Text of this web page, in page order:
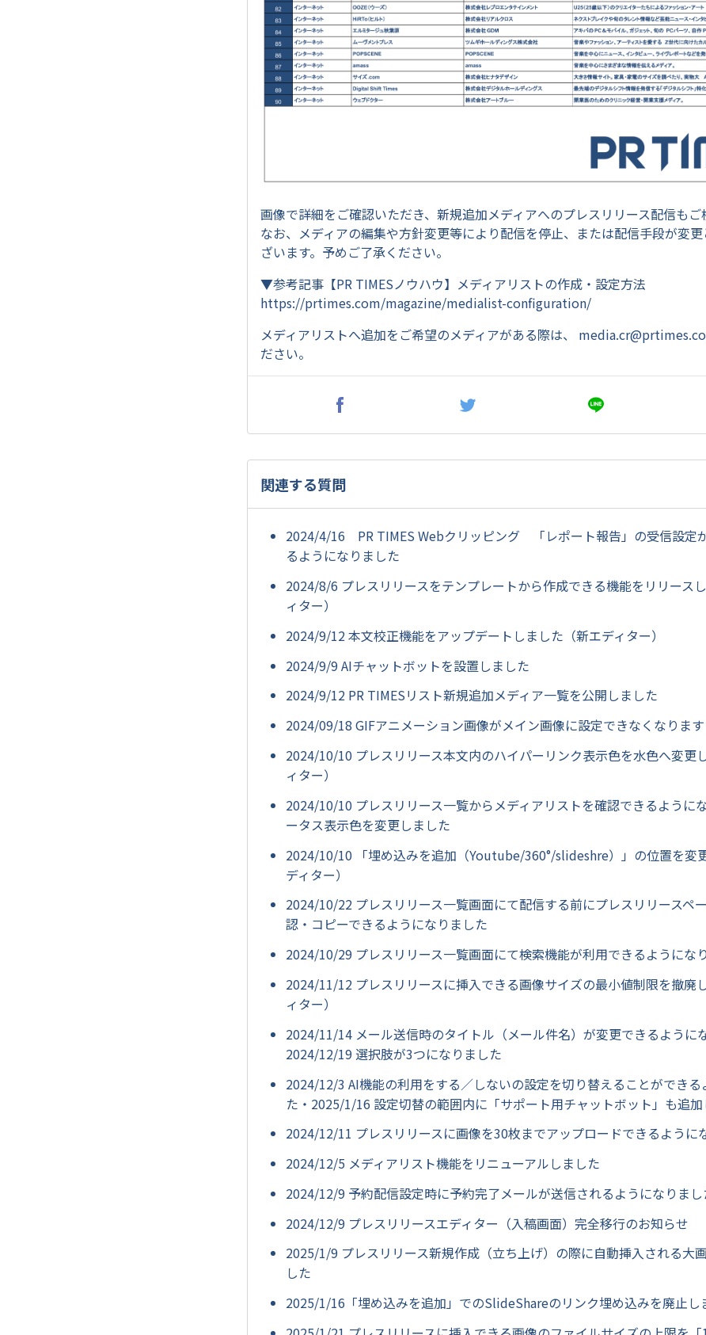
画像で詳細をご確認いただき、新規追加メディアへのプレスリリース配信もご
なお、メディアの編集や方針変更等により配信を停止、または配信手段が変
ざいます。予めご了承ください。
▼参考記事【PR TIMESノウハウ】メディアリストの作成・設定方法
https://prtimes.com/magazine/medialist-configuration/
メディアリストへ追加をご希望のメディアがある際は、
ださい。
関連する質問
2024/4/16 PR TIMES Webクリッピング 「レポート報告」の受信設定
るようになりました
2024/8/6 プレスリリースをテンプレートから作成できる機能をリリース
ィター）
2024/9/12 本文校正機能をアップデートしました（新エディター）
2024/9/9 AIチャットボットを設置しました
2024/9/12 PR TIMESリスト新規追加メディア一覧を公開しました
2024/09/18 GIFアニメーション画像がメイン画像に設定できなくなります
2024/10/10 プレスリリース本文内のハイパーリンク表示色を水色へ変更
ィター）
2024/10/10 プレスリリース一覧からメディアリストを確認できるように
ータス表示色を変更しました
2024/10/10 「埋め込みを追加（Youtube/360°/slideshre）」の位置を変
ディター）
2024/10/22 プレスリリース一覧画面にて配信する前にプレスリリースペ
認・コピーできるようになりました
2024/10/29 プレスリリース一覧画面にて検索機能が利用できるようにな
2024/11/12 プレスリリースに挿入できる画像サイズの最小値制限を撤廃
ィター）
2024/11/14 メール送信時のタイトル（メール件名）が変更できるように
2024/12/19 選択肢が3つになりました
2024/12/3 AI機能の利用をする／しないの設定を切り替えることができる
た・2025/1/16 設定切替の範囲内に「サポート用チャットボット」も追
2024/12/11 プレスリリースに画像を30枚までアップロードできるように
2024/12/5 メディアリスト機能をリニューアルしました
2024/12/9 予約配信設定時に予約完了メールが送信されるようになりまし
2024/12/9 プレスリリースエディター（入稿画面）完全移行のお知らせ
2025/1/9 プレスリリース新規作成（立ち上げ）の際に自動挿入される大
した
2025/1/16「埋め込みを追加」でのSlideShareのリンク埋め込みを廃止し